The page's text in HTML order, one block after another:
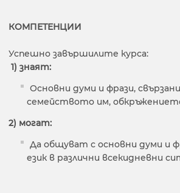
КОМПЕТЕНЦИИ
Успешно завършилите курса:
1) знаят:
Основни думи и фрази,
семейството им,
2) могат:
Да общуват с основни думи и
език в различни всекидневни